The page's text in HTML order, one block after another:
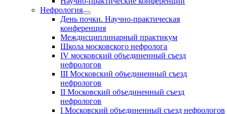
Нефрология
День почки. Научно-практическая
конференция
Междисциплинарный практикум
Школа московского нефролога
IV московский объединенный съезд
нефрологов
III Московский объединенный съезд
нефрологов
II Московский объединенный съезд
нефрологов
I Московский объединенный съезд нефрологов